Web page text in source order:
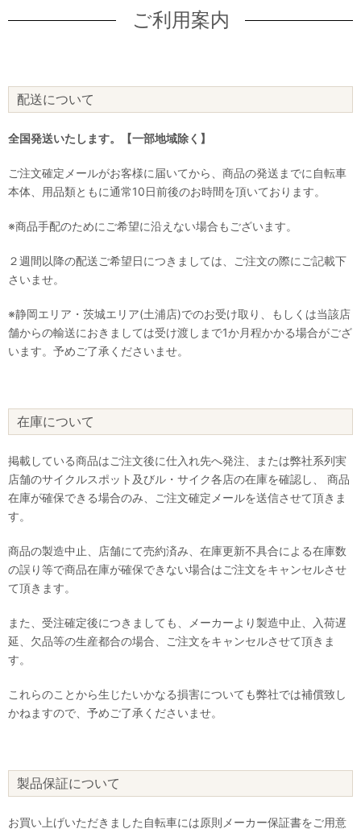
ご利用案内
配送について
全国発送いたします。【一部地域除く】
ご注文確定メールがお客様に届いてから、商品の発送までに自転車
本体、用品類ともに通常10日前後のお時間を頂いております。
※商品手配のためにご希望に沿えない場合もございます。
２週間以降の配送ご希望日につきましては、ご注文の際にご記載下
さいませ。
※静岡エリア・茨城エリア(土浦店)でのお受け取り、もしくは当該店
舗からの輸送におきましては受け渡しまで1か月程かかる場合がござ
います。予めご了承くださいませ。
在庫について
掲載している商品はご注文後に仕入れ先へ発注、または弊社系列実
店舗のサイクルスポット及びル・サイク各店の在庫を確認し、 商品
在庫が確保できる場合のみ、ご注文確定メールを送信させて頂きま
す。
商品の製造中止、店舗にて売約済み、在庫更新不具合による在庫数
の誤り等で商品在庫が確保できない場合はご注文をキャンセルさせ
て頂きます。
また、受注確定後につきましても、メーカーより製造中止、入荷遅
延、欠品等の生産都合の場合、ご注文をキャンセルさせて頂きま
す。
これらのことから生じたいかなる損害についても弊社では補償致し
かねますので、予めご了承くださいませ。
製品保証について
お買い上げいただきました自転車には原則メーカー保証書をご用意